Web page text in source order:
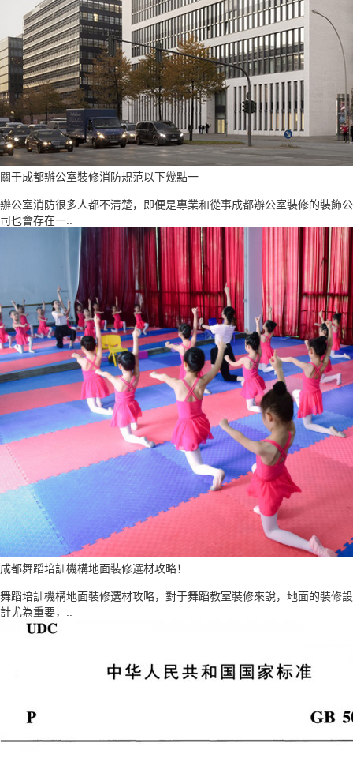
關于成都辦公室裝修消防規范以下幾點一
辦公室消防很多人都不清楚，即便是專業和從事成都辦公室裝修的裝飾公
司也會存在一..
成都舞蹈培訓機構地面裝修選材攻略！
舞蹈培訓機構地面裝修選材攻略，對于舞蹈教室裝修來說，地面的裝修設
計尤為重要，..